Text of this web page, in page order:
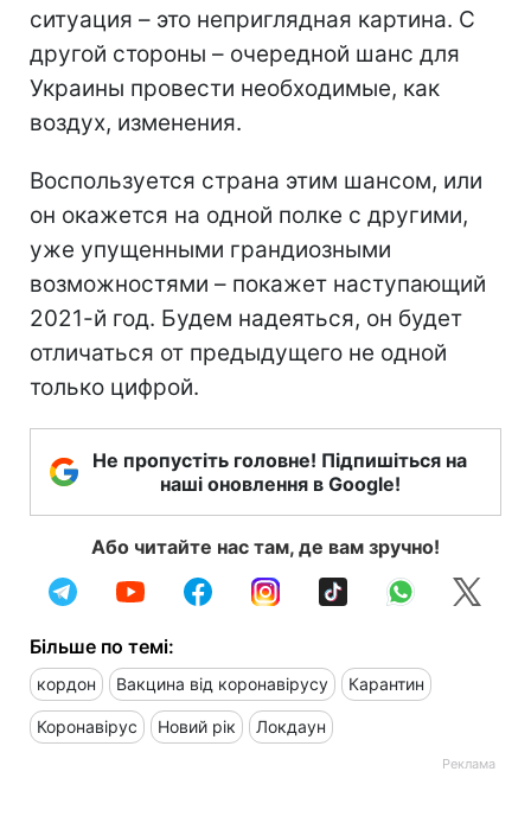
ситуация – это неприглядная картина. С
другой стороны – очередной шанс для
Украины провести необходимые, как
воздух, изменения.
Воспользуется страна этим шансом, или
он окажется на одной полке с другими,
уже упущенными грандиозными
возможностями – покажет наступающий
2021-й год. Будем надеяться, он будет
отличаться от предыдущего не одной
только цифрой.
Не пропустіть головне! Підпишіться на
наші оновлення в Google!
Або читайте нас там, де вам зручно!
Більше по темі:
кордон Вакцина від коронавірусу Карантин
Коронавірус Новий рік Локдаун